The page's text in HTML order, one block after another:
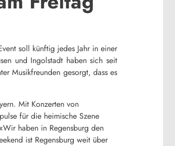
soll künftig jedes Jahr in einer
und Ingolstadt haben sich seit
Musikfreunden gesorgt, dass es
Mit Konzerten von
für die heimische Szene
haben in Regensburg den
ist Regensburg weit über